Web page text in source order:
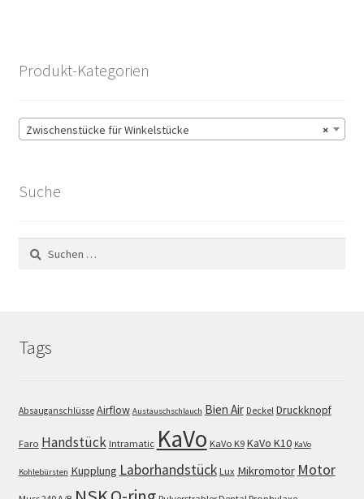
Produkt-Kategorien
×
Zwischenstücke für Winkelstücke
Suche
Suchen
nach:
Tags
Absauganschlüsse Airflow Austauschschlauch Bien Air Deckel Druckknopf
Faro Handstück Intramatic KaVo KaVo K9 KaVo K10 KaVo
Kohlebürsten Kupplung Laborhandstück Lux Mikromotor Motor